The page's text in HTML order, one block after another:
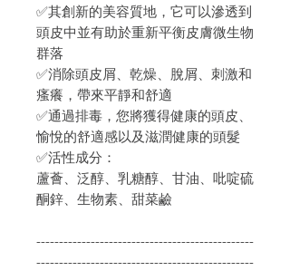
✅其創新的美容質地，它可以滲透到
頭皮中並有助於重新平衡皮膚微生物
群落
✅消除頭皮屑、乾燥、脫屑、刺激和
瘙癢，帶來平靜和舒適
✅通過排毒，您將獲得健康的頭皮、
愉悅的舒適感以及滋潤健康的頭髮
✅活性成分：
蘆薈、泛醇、乳糖醇、甘油、吡啶硫
酮鋅、生物素、甜菜鹼
------------------------------------------------
------------------------------------------------